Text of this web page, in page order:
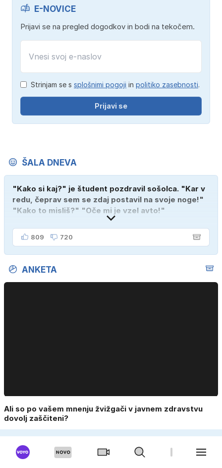
E-NOVICE
Prijavi se na pregled dogodkov in bodi na tekočem.
Strinjam se s splošnimi pogoji in politiko zasebnosti.
Prijavi se
ŠALA DNEVA
"Kako si kaj?" je študent pozdravil sošolca. "Kar v
redu, čeprav sem se zdaj postavil na svoje noge!"
"Kako to misliš?" "Oče mi je vzel avto!"
809 720
ANKETA
Ali so po vašem mnenju žvižgači v javnem zdravstvu
dovolj zaščiteni?
Da.
Ne.